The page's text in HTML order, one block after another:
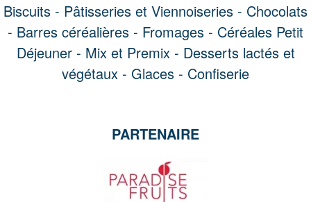
Biscuits - Pâtisseries et Viennoiseries - Chocolats
- Barres céréalières - Fromages - Céréales Petit
Déjeuner - Mix et Premix - Desserts lactés et
végétaux - Glaces - Confiserie
PARTENAIRE